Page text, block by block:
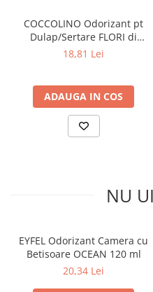
Pet Shop
Covoare & Tapiterii
COCCOLINO Odorizant pt
Dulap/Sertare FLORI di
PRIMAVERA 3 buc
18,81 Lei
ADAUGA IN COS
NU
EYFEL Odorizant Camera cu
Betisoare OCEAN 120 ml
20,34 Lei